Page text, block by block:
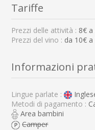
Tariffe
Prezzi delle attività : 8€ a
Prezzi del vino : da 10€ a
Informazioni
Lingue parlate :
Metodi di pagamento :
Area bambini
Camper